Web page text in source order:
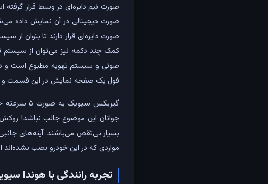
صورت نیم دایره‌ای در وسط قرار گرفته
صورت دیجیتالی در آن نمایش داده
صورت دایره‌ای قرار دارند تا بتوان
کمک چند دکمه نیز می‌توان از سیستم
صوتی و سیستم تهویه مطبوع است و
فول یک صفحه نمایش در این قسمت و
گیربکس
جوانان این موضوع جالب نباشد!
بسیار بی‌تقص می‌باشند. آینه‌های
مواردی که در این خودرو نصب
تجربه رانندگی با هوندا